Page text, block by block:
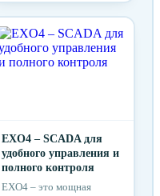
приложений, где важными
факторами являются
программируемость,
компактный дизайн,
использовать как
отдельное устройство или
как часть большой
системы автоматизации
EXO4 – SCADA для
удобного управления и
полного контроля
EXO4 – это мощная